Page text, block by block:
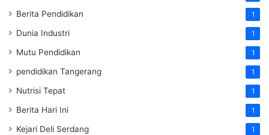
Berita Pendidikan 1
Dunia Industri 1
Mutu Pendidikan 1
pendidikan Tangerang 1
Nutrisi Tepat 1
Berita Hari Ini 1
Kejari Deli Serdang 1